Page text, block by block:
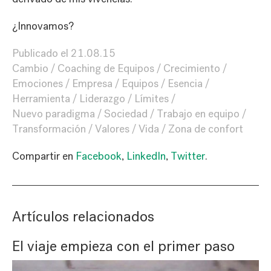
¿Innovamos?
Publicado el 21.08.15
Cambio
Coaching de Equipos
Crecimiento
Emociones
Empresa Equipos
Esencia
Herramienta
Liderazgo
Límites
Nuevo paradigma
Sociedad
Trabajo en equipo
Transformación
Valores Vida Zona de confort
Compartir en Facebook, LinkedIn, Twitter.
Artículos relacionados
El viaje empieza con el primer paso